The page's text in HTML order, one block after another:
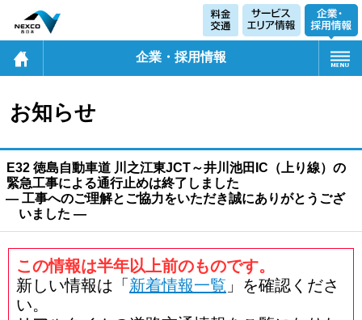
企業・採用情報
お知らせ
E32 徳島自動車道 川之江東JCT～井川池田IC（上り線）の
緊急工事による通行止めは終了しました
― 工事へのご理解とご協力をいただき誠にありがとうござ
いました ―
この情報は半年以上前のものです。
新しい情報は「 新着情報一覧 」を確認くださ
い。